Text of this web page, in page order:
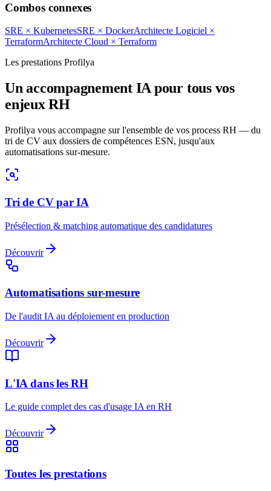
Combos connexes
SRE × KubernetesSRE × DockerArchitecte Logiciel ×
TerraformArchitecte Cloud × Terraform
Les prestations Profilya
Un accompagnement IA pour tous vos
enjeux RH
Profilya vous accompagne sur l'ensemble de vos process RH — du
tri de CV aux dossiers de compétences ESN, jusqu'aux
automatisations sur-mesure.
Tri de CV par IA
Présélection & matching automatique des candidatures
Découvrir
Automatisations sur-mesure
De l'audit IA au déploiement en production
Découvrir
L'IA dans les RH
Le guide complet des cas d'usage IA en RH
Découvrir
Toutes les prestations